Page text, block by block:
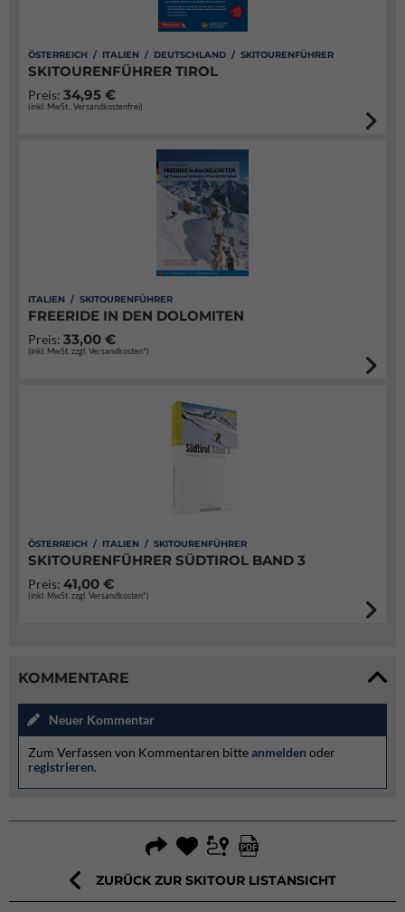
ÖSTERREICH / ITALIEN / DEUTSCHLAND / SKITOURENFÜHRER
SKITOURENFÜHRER TIROL
Preis: 34,95 €
(inkl. MwSt., Versandkostenfrei)
ITALIEN / SKITOURENFÜHRER
FREERIDE IN DEN DOLOMITEN
Preis: 33,00 €
(inkl. MwSt. zzgl. Versandkosten*)
ÖSTERREICH / ITALIEN / SKITOURENFÜHRER
SKITOURENFÜHRER SÜDTIROL BAND 3
Preis: 41,00 €
(inkl. MwSt. zzgl. Versandkosten*)
KOMMENTARE
Neuer Kommentar
Zum Verfassen von Kommentaren bitteanmelden oder
registrieren.
ZURÜCK ZUR SKITOUR LISTANSICHT